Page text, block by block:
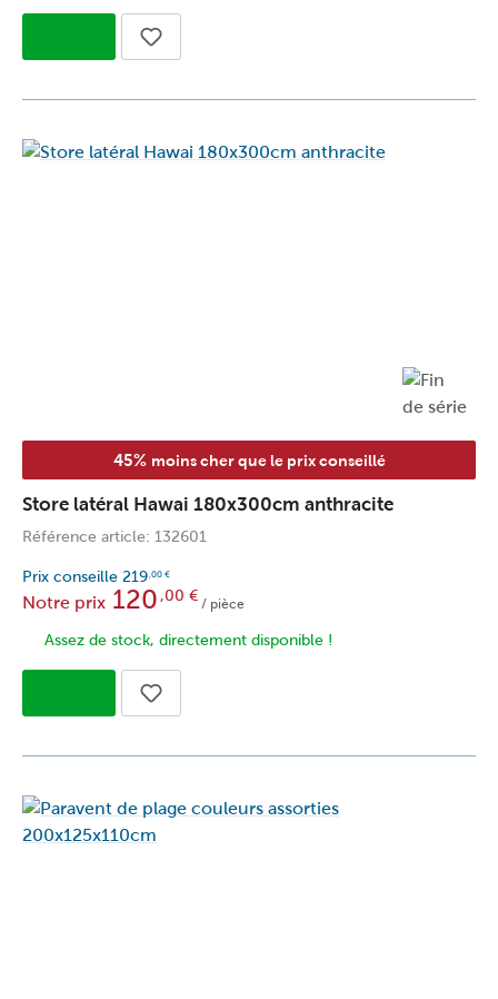
45% moins cher que le prix conseillé
Store latéral Hawai 180x300cm anthracite
Référence article: 132601
Prix conseille 219 ,00 €
Notre prix 120 ,00 €
/ pièce
Assez de stock, directement disponible !